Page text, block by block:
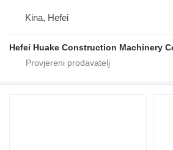
Kina, Hefei
Hefei Huake Construction Machinery